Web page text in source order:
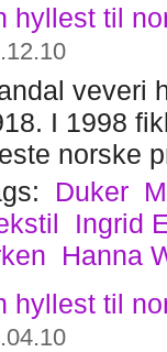
hyllest til
veveri
I 1998
norske
Duker
Ingrid
Hanna
hyllest til